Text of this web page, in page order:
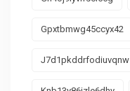
Gpxtbmwg45ccyx42
J7d1pkddrfodiuvqnw